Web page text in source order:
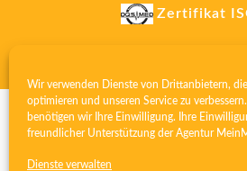
Wir verwenden Dienste von Drittanbietern,
optimieren und unseren Service zu
benötigen wir Ihre Einwilligung. Ihre
freundlicher Unterstützung der Agentur
Dienste verwalten
Zertifikat